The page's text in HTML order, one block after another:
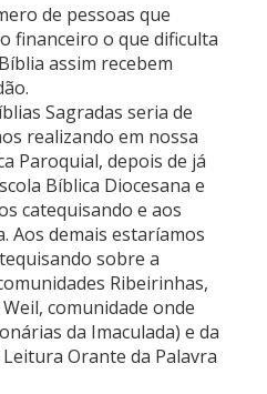
de pessoas que
financeiro o que dificulta
assim recebem
Sagradas seria de
realizando em nossa
Paroquial, depois de já
Bíblica Diocesana e
catequisando e aos
Aos demais estaríamos
sobre a
Ribeirinhas,
comunidade onde
da Imaculada) e da
Orante da Palavra